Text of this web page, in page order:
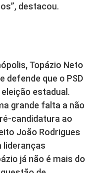
destacou.
Topázio Neto
defende que o PSD
estadual.
grande falta a não
candidatura ao
João Rodrigues
lideranças
já não é mais do